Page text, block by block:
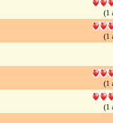
(1
(1
(1
(1